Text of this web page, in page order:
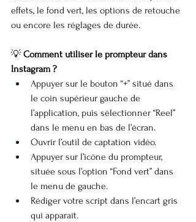
effets, le fond vert, les options de retouche
ou encore les réglages de durée.
💡 Comment utiliser le prompteur dans
Instagram ?
Appuyer sur le bouton “+” situé dans
le coin supérieur gauche de
l’application, puis sélectionner “Reel”
dans le menu en bas de l’écran.
Ouvrir l’outil de captation vidéo.
Appuyer sur l’icône du prompteur,
située sous l’option “Fond vert” dans
le menu de gauche.
Rédiger votre script dans l’encart gris
qui apparaît.